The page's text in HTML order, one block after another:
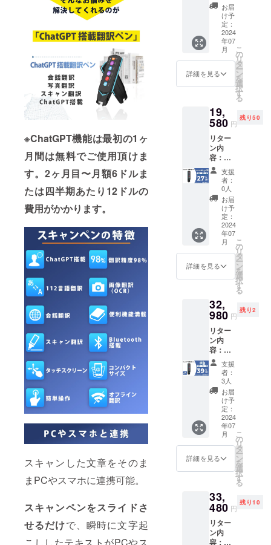
※ChatGPT機能は最初の1ヶ
月間は無料でご使用頂けま
す。2ヶ月目〜月額6ドルま
たは四半期あたり12ドルの
費用がかかります。
スキャンした文章をそのま
まPCやスマホに連携可能。
スキャンペンをスライドさ
せるだけで、瞬時に文字起
こししたテキストがPCやス
り豊かに、
快適にする
ことが弊社
の理念で
どうぞよろ
致します！
×1セッ
ト ・商
品本体
×1 ・収
納袋×1
・USB-
Cケーブ
ル×1 ・
日本語
取扱説
・パッ
ケージ
×1 一般
予定販
売価
格：
26,980
円 ※本
リター
ンの価
格は
税・送
料込み
の金額
となり
ます。
※ご注文
給状
況、製
造工程
上の都
合など
により
出荷時
期が遅
れる場
合がご
ざいま
す。 ※
皆様の
ご支援
により
量産効
率が向
売価格
が販売
格より
下がる
お届
け予
定：
2024
年07
月
詳細を見る
こ
の
リ
タ
ー
ン
を
選
択
す
る
19,
580 円
残り50
リター
ン内
容：
ChatGP
T搭載翻
訳ペン
×1セッ
ト ・商
品本体
×1 ・収
納袋×1
・USB-
Cケーブ
ル×1 ・
日本語
取扱説
・パッ
ケージ
×1 一般
予定販
売価
格：
26,980
円 ※本
リター
ンの価
格は
税・送
料込み
の金額
となり
ます。
※ご注文
給状
況、製
造工程
上の都
合など
支援
者：
0人
お届
け予
定：
2024
年07
月
詳細を見る
こ
の
リ
タ
ー
ン
を
選
択
す
る
32,
980 円
残り2
リター
ン内
容：
ChatGP
T搭載翻
訳ペン
×2セッ
ト ・商
品本体
×2 ・収
納袋×2
・USB-
Cケーブ
ル×2 ・
日本語
取扱説
・パッ
ケージ
×2 一般
予定販
売価
支援
者：
3人
お届
け予
定：
2024
年07
月
詳細を見る
こ
の
リ
タ
ー
ン
を
選
択
す
る
33,
480 円
残り10
リター
ン内
容：